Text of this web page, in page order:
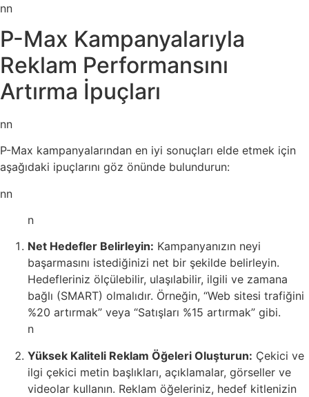
nn
P-Max Kampanyalarıyla
Reklam Performansını
Artırma İpuçları
nn
P-Max kampanyalarından en iyi sonuçları elde etmek için
aşağıdaki ipuçlarını göz önünde bulundurun:
nn
n
Net Hedefler Belirleyin: Kampanyanızın neyi
başarmasını istediğinizi net bir şekilde belirleyin.
Hedefleriniz ölçülebilir, ulaşılabilir, ilgili ve zamana
bağlı (SMART) olmalıdır. Örneğin, “Web sitesi trafiğini
%20 artırmak” veya “Satışları %15 artırmak” gibi.
n
Yüksek Kaliteli Reklam Öğeleri Oluşturun: Çekici ve
ilgi çekici metin başlıkları, açıklamalar, görseller ve
videolar kullanın. Reklam öğeleriniz, hedef kitlenizin